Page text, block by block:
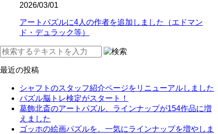
2026/03/01
アートパズルに4人の作者を追加しました（エドマン
ド・デュラック等）
最近の投稿
シャフトのスタッフ紹介ページをリニューアルしました
パズル脳トレ検定がスタート！
葛飾北斎のアートパズル、ラインナップが154作品に増
えました
ゴッホの絵画パズルを、一気にラインナップを増やしま